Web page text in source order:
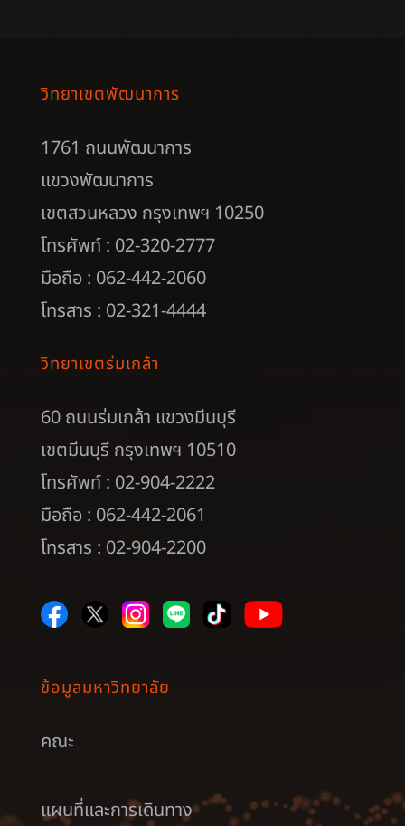
วิทยาเขตพัฒนาการ
1761 ถนนพัฒนาการ
แขวงพัฒนาการ
เขตสวนหลวง กรุงเทพฯ 10250
โทรศัพท์ : 02-320-2777
มือถือ : 062-442-2060
โทรสาร : 02-321-4444
วิทยาเขตร่มเกล้า
60 ถนนร่มเกล้า แขวงมีนบุรี
เขตมีนบุรี กรุงเทพฯ 10510
โทรศัพท์ : 02-904-2222
มือถือ : 062-442-2061
โทรสาร : 02-904-2200
ข้อมูลมหาวิทยาลัย
คณะ
แผนที่และการเดินทาง